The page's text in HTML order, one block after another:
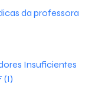
da professora
Insuficientes
(I)